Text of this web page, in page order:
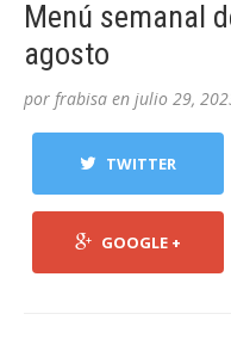
Menú semanal
agosto
por frabisa en julio 29,
TWITTER
GOOGLE +